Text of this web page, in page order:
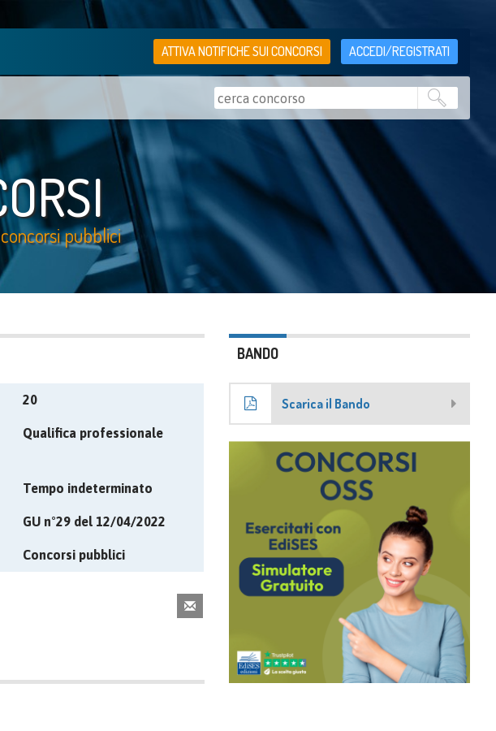
ATTIVA NOTIFICHE SUI CONCORSI ACCEDI/REGISTRATI
pubblici
20
Qualifica professionale
Tempo indeterminato
GU n°29 del 12/04/2022
Concorsi pubblici
BANDO
Scarica il Bando